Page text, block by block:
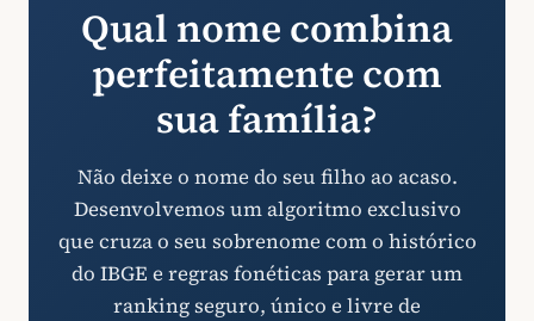
Qual nome combina
perfeitamente com
sua família?
Não deixe o nome do seu filho ao acaso.
Desenvolvemos um algoritmo exclusivo
que cruza o seu sobrenome com o histórico
do IBGE e regras fonéticas para gerar um
ranking seguro, único e livre de